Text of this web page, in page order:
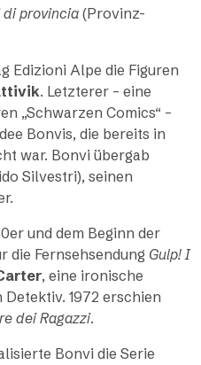
di provincia(Provinz-
Edizioni Alpe die Figuren
. Letzterer – eine
„Schwarzen Comics“ –
Bonvis, die bereits in
war. Bonvi übergab
Silvestri), seinen
und dem Beginn der
die Fernsehsendung Gulp! I
, eine ironische
1972 erschien
dei Ragazzi.
Bonvi die Serie